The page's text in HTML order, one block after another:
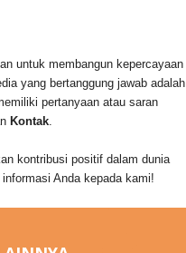
untuk membangun kepercayaan
yang bertanggung jawab adalah
pertanyaan atau saran
Kontak.
kontribusi positif dalam dunia
Anda kepada kami!